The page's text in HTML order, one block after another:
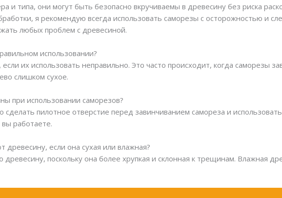
и типа, они могут быть безопасно вкручиваемы в древесину без риска
я рекомендую всегда использовать саморезы с осторожностью и
любых проблем с древесиной.
использовании?
их использовать неправильно. Это часто происходит, когда саморезы
слишком сухое.
при использовании саморезов?
пилотное отверстие перед завинчиванием самореза и
работаете.
древесину, если она сухая или влажная?
поскольку она более хрупкая и склонная к трещинам. Влажная